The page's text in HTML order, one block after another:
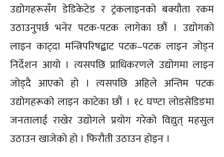
उद्योगहरूसँग डेडिकेटेड र ट्रंकलाइनको बक्यौता रकम
उठाउनुपर्छ भनेर पटक-पटक लागेका छौं । उद्योगको
लाइन काट्दा मन्त्रिपरिषद्बाट पटक–पटक लाइन जोड्न
निर्देशन आयो । त्यसपछि प्राधिकरणले उद्योगमा लाइन
जोड्दै आएको हो । त्यसपछि अहिले अन्तिम पटक
उद्योगहरूको लाइन काटेका छौं । १८ घण्टा लोडसेडिङमा
जनतालाई राखेर उद्योगले प्रयोग गरेको विद्युत् महसुल
उठाउन खाजेको हो । फिरौती उठाउन होइन ।